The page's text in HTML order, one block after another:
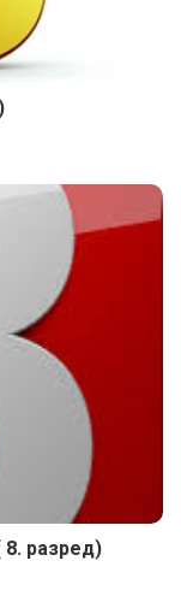
8. разред)